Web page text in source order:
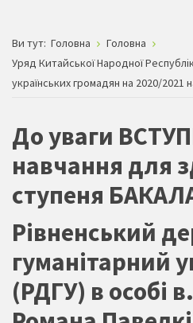
Ви тут: Головна
Головна
Уряд Китайської Народної
українських громадян на 2020/2021
До уваги
навчання для
ступеня
Рівненський
гуманітарний
(РДГУ) в особі